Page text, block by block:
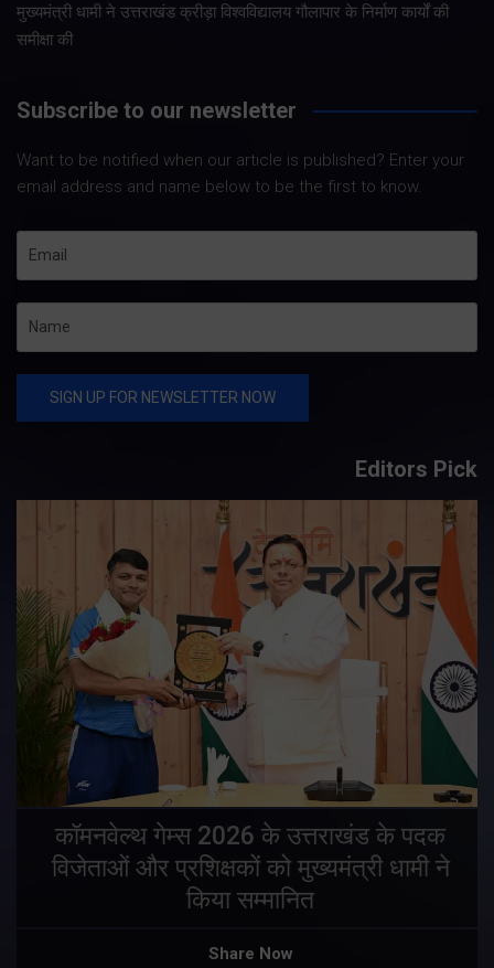
मुख्यमंत्री धामी ने उत्तराखंड क्रीड़ा विश्वविद्यालय गौलापार के निर्माण कार्यों की
समीक्षा की
Subscribe to our newsletter
Want to be notified when our article is published? Enter your
email address and name below to be the first to know.
Editors Pick
कॉमनवेल्थ गेम्स 2026 के उत्तराखंड के पदक
विजेताओं और प्रशिक्षकों को मुख्यमंत्री धामी ने
किया सम्मानित
Share Now